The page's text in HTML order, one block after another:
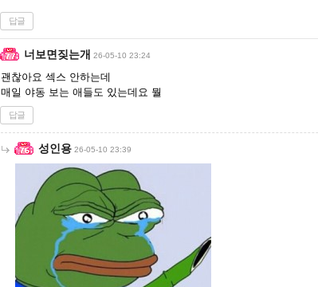
답글
너보면짖는개 26-05-10 23:24
괜찮아요 섹스 안하는데
매일 야동 보는 애들도 있는데요 뭘
답글
성인용 26-05-10 23:39